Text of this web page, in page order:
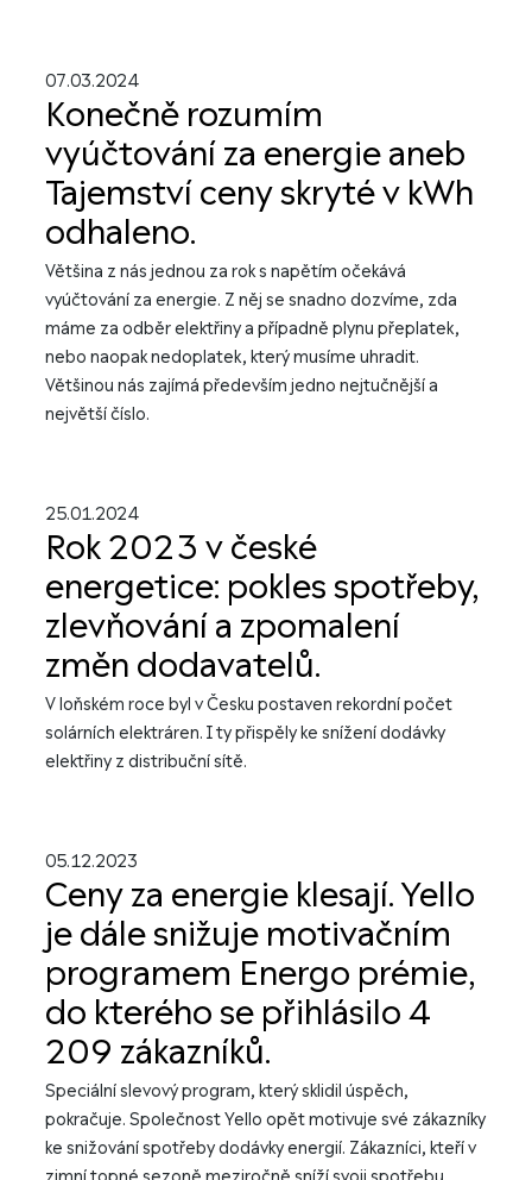
07.03.2024
Konečně rozumím
vyúčtování za energie aneb
Tajemství ceny skryté v kWh
odhaleno.
Většina z nás jednou za rok s napětím očekává
vyúčtování za energie. Z něj se snadno dozvíme, zda
máme za odběr elektřiny a případně plynu přeplatek,
nebo naopak nedoplatek, který musíme uhradit.
Většinou nás zajímá především jedno nejtučnější a
největší číslo.
25.01.2024
Rok 2023 v české
energetice: pokles spotřeby,
zlevňování a zpomalení
změn dodavatelů.
V loňském roce byl v Česku postaven rekordní počet
solárních elektráren. I ty přispěly ke snížení dodávky
elektřiny z distribuční sítě.
05.12.2023
Ceny za energie klesají. Yello
je dále snižuje motivačním
programem Energo prémie,
do kterého se přihlásilo 4
209 zákazníků.
Speciální slevový program, který sklidil úspěch,
pokračuje. Společnost Yello opět motivuje své zákazníky
ke snižování spotřeby dodávky energií. Zákazníci, kteří v